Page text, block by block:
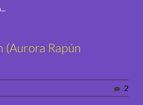
(Aurora Rapún
2